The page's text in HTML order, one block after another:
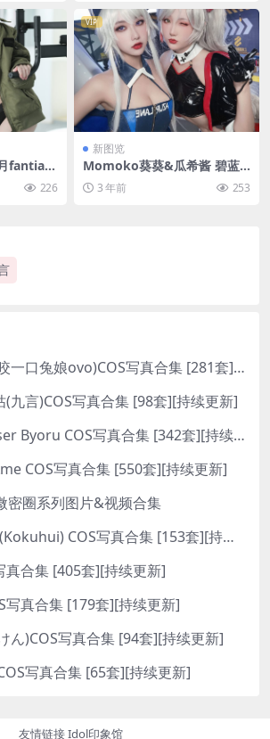
fantia订
226
VIP
新图览
Momoko葵葵&瓜希酱 碧蓝
航线 欧根&企业 赛车女郎 [58
P-277MB]
3 年前 253
Yiko湿润兔(咬一口兔娘ovo)COS写真合集 [281套][持续更新]
(九言)COS写真合集 [98套][持续更新]
日本人气Coser Byoru COS写真合集 [342套][持续更新]
COS写真合集 [550套][持续更新]
密圈系列图片&视频合集
yuuhui玉汇 (Kokuhui) COS写真合集 [153套][持续更新]
真合集 [405套][持续更新]
写真合集 [179套][持续更新]
ん)COS写真合集 [94套][持续更新]
写真合集 [65套][持续更新]
友情链接Idol印象馆